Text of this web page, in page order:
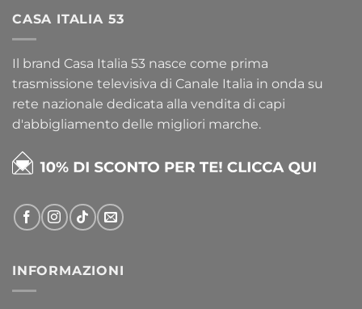
CASA ITALIA 53
Il brand Casa Italia 53 nasce come prima
trasmissione televisiva di Canale Italia in onda su
rete nazionale dedicata alla vendita di capi
d'abbigliamento delle migliori marche.
INFORMAZIONI